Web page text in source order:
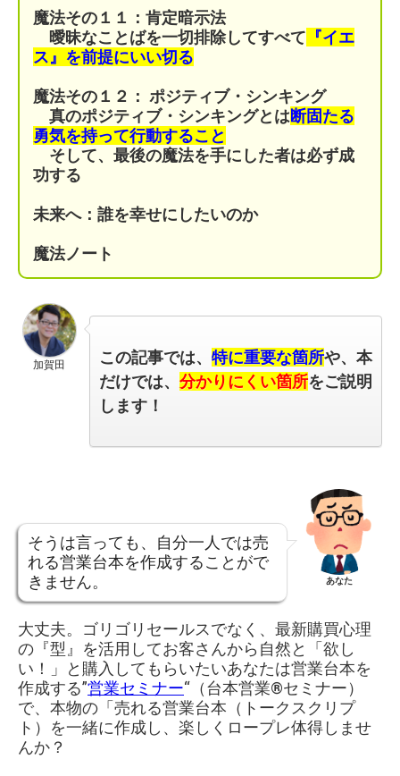
魔法その１１：肯定暗示法
曖昧なことばを一切排除してすべて 『イエ
ス』を前提にいい切る
魔法その１２： ポジティブ・シンキング
真のポジティブ・シンキングとは断固たる
勇気を持って行動すること
そして、最後の魔法を手にした者は必ず成
功する
未来へ：誰を幸せにしたいのか
魔法ノート
加賀田 この記事では、 特に重要な箇所や、本
だけでは、 分かりにくい箇所をご説明
します！
そうは言っても、自分一人では売
れる営業台本を作成することがで
きません。
あなた
大丈夫。ゴリゴリセールスでなく、最新購買心理
の『型』を活用してお客さんから自然と「欲し
い！」と購入してもらいたいあなたは営業台本を
作成する”営業セミナー“（台本営業®︎セミナー）
で、本物の「売れる営業台本（トークスクリプ
ト）を一緒に作成し、楽しくロープレ体得しませ
んか？